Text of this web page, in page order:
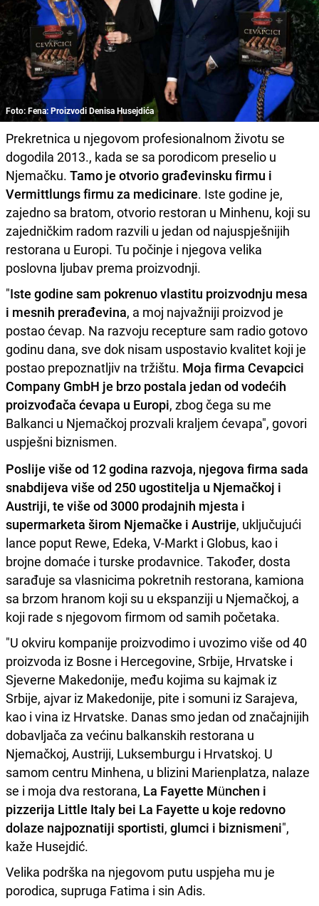
Foto: Fena: Proizvodi Denisa Husejdića
Prekretnica u njegovom profesionalnom životu se
dogodila 2013., kada se sa porodicom preselio u
Njemačku. Tamo je otvorio građevinsku firmu i
Vermittlungs firmu za medicinare. Iste godine je,
zajedno sa bratom, otvorio restoran u Minhenu, koji su
zajedničkim radom razvili u jedan od najuspješnijih
restorana u Europi. Tu počinje i njegova velika
poslovna ljubav prema proizvodnji.
"Iste godine sam pokrenuo vlastitu proizvodnju mesa
i mesnih prerađevina, a moj najvažniji proizvod je
postao ćevap. Na razvoju recepture sam radio gotovo
godinu dana, sve dok nisam uspostavio kvalitet koji je
postao prepoznatljiv na tržištu. Moja firma Cevapcici
Company GmbH je brzo postala jedan od vodećih
proizvođača ćevapa u Europi, zbog čega su me
Balkanci u Njemačkoj prozvali kraljem ćevapa", govori
uspješni biznismen.
Poslije više od 12 godina razvoja, njegova firma sada
snabdijeva više od 250 ugostitelja u Njemačkoj i
Austriji, te više od 3000 prodajnih mjesta i
supermarketa širom Njemačke i Austrije, uključujući
lance poput Rewe, Edeka, V-Markt i Globus, kao i
brojne domaće i turske prodavnice. Također, dosta
sarađuje sa vlasnicima pokretnih restorana, kamiona
sa brzom hranom koji su u ekspanziji u Njemačkoj, a
koji rade s njegovom firmom od samih početaka.
"U okviru kompanije proizvodimo i uvozimo više od 40
proizvoda iz Bosne i Hercegovine, Srbije, Hrvatske i
Sjeverne Makedonije, među kojima su kajmak iz
Srbije, ajvar iz Makedonije, pite i somuni iz Sarajeva,
kao i vina iz Hrvatske. Danas smo jedan od značajnijih
dobavljača za većinu balkanskih restorana u
Njemačkoj, Austriji, Luksemburgu i Hrvatskoj. U
samom centru Minhena, u blizini Marienplatza, nalaze
se i moja dva restorana, La Fayette München i
pizzerija Little Italy bei La Fayette u koje redovno
dolaze najpoznatiji sportisti, glumci i biznismeni",
kaže Husejdić.
Velika podrška na njegovom putu uspjeha mu je
porodica, supruga Fatima i sin Adis.